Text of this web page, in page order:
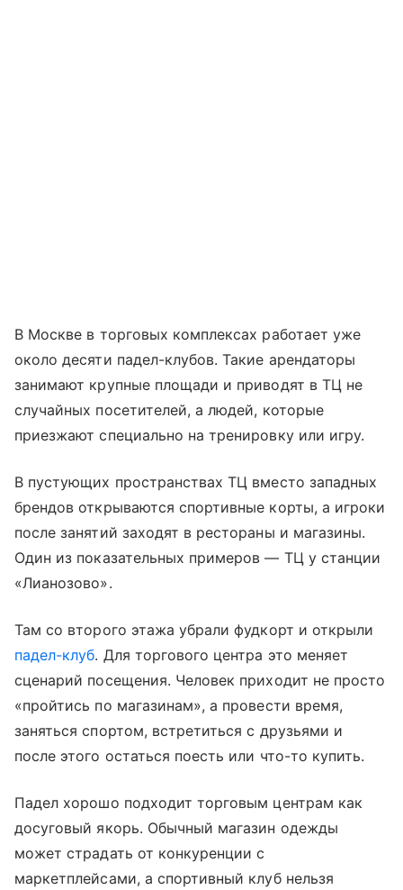
В Москве в торговых комплексах работает уже
около десяти падел-клубов. Такие арендаторы
занимают крупные площади и приводят в ТЦ не
случайных посетителей, а людей, которые
приезжают специально на тренировку или игру.
В пустующих пространствах ТЦ вместо западных
брендов открываются спортивные корты, а игроки
после занятий заходят в рестораны и магазины.
Один из показательных примеров — ТЦ у станции
«Лианозово».
Там со второго этажа убрали фудкорт и открыли
падел-клуб. Для торгового центра это меняет
сценарий посещения. Человек приходит не просто
«пройтись по магазинам», а провести время,
заняться спортом, встретиться с друзьями и
после этого остаться поесть или что-то купить.
Падел хорошо подходит торговым центрам как
досуговый якорь. Обычный магазин одежды
может страдать от конкуренции с
маркетплейсами, а спортивный клуб нельзя